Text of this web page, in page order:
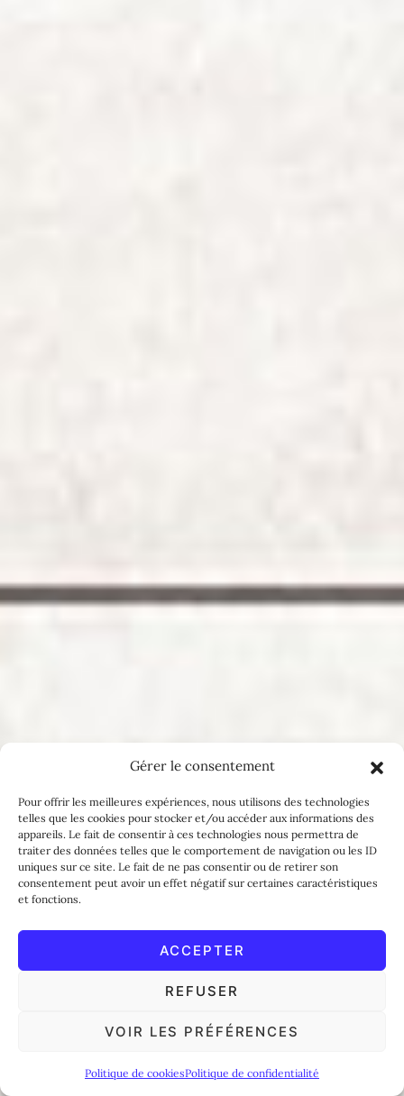
Gérer le consentement
Pour offrir les meilleures expériences, nous utilisons des technologies
telles que les cookies pour stocker et/ou accéder aux informations des
appareils. Le fait de consentir à ces technologies nous permettra de
traiter des données telles que le comportement de navigation ou les ID
uniques sur ce site. Le fait de ne pas consentir ou de retirer son
consentement peut avoir un effet négatif sur certaines caractéristiques
et fonctions.
ACCEPTER
REFUSER
VOIR LES PRÉFÉRENCES
Politique de cookiesPolitique de confidentialité